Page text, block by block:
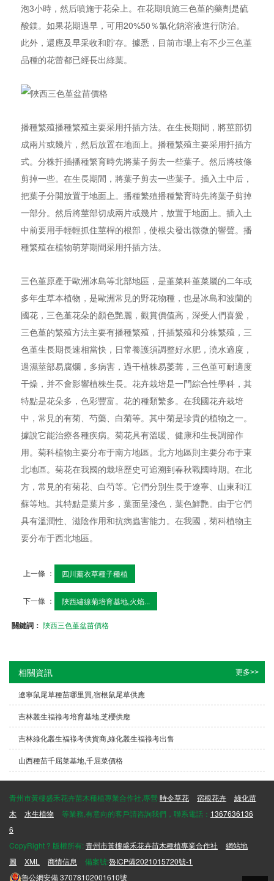
泡3小時，然后噴施于花朵上。在花期噴施三色堇的藥劑是硫
酸鎂。如果花期過早，可用20%50％氯化鈉溶液進行防治。
此外，還應及早采收和貯存。據悉，目前市場上有不少三色堇
品種的花蕾都已經長出綠葉。
播種繁殖播種繁殖主要采用扦插方法。在生長期間，將莖部切
成兩片或幾片，然后放置在地面上。播種繁殖主要采用扦插方
式。分株扦插播種繁育時先將葉子剪去一些葉子。然后將枝條
剪掉一些。在生長期間，將葉子剪去一些葉子。插入土中后，
把葉子分開放置于地面上。播種繁殖播種繁育時先將葉子剪掉
一部分。然后將莖部切成兩片或幾片，放置于地面上。插入土
中前要用手輕輕抓住莖桿的根部，使根尖發出微微的響聲。播
種繁殖在植物萌芽期間采用扦插方法。
三色堇原產于歐洲冰島等北部地區，是堇菜科堇菜屬的二年或
多年生草本植物，是歐洲常見的野花物種，也是冰島和波蘭的
國花，三色堇花朵的顏色艷麗，觀賞價值高，深受人們喜愛，
三色堇的繁殖方法主要有播種繁殖，扦插繁殖和分株繁殖，三
色堇生長期長速相當快，日常養護須調整好水肥，澆水適度，
過濕莖部易腐爛，多病害，過干植株易萎蔫，三色堇可耐適度
干燥，并不會影響植株生長。花卉栽培是一門綜合性學科，其
特點是花朵多，色彩豐富。花的種類繁多。在我國花卉栽培
中，常見的有菊、芍藥、白菊等。其中菊是珍貴的植物之一。
據說它能治療各種疾病。菊花具有溫暖、健康和生長調節作
用。菊科植物主要分布于南方地區。北方地區則主要分布于東
北地區。菊花在我國的栽培歷史可追溯到春秋戰國時期。在北
方，常見的有菊花、白芍等。它們分別生長于遼寧、山東和江
蘇等地。其特點是葉片多，葉面呈淺色，葉色鮮艷。由于它們
具有溫潤性、滋陰作用和抗病蟲害能力。在我國，菊科植物主
要分布于西北地區。
上一條 ： 四川薰衣草種子種植
下一條 ： 陜西繡線菊培育基地,火焰...
關鍵詞：陜西三色堇盆苗價格
相關資訊 更多>>
遼寧鼠尾草種苗哪里買,宿根鼠尾草供應
吉林叢生福祿考培育基地,芝櫻供應
吉林綠化叢生福祿考供貨商,綠化叢生福祿考出售
山西種苗千屈菜基地,千屈菜價格
青州市黃樓盛禾花卉苗木種植專業合作社,專營時令草花 宿根花卉
綠化苗
木
水生植物 等業務,有意向的客戶請咨詢我們，聯系電話： 1367636136
6
CopyRight ? 版權所有:青州市黃樓盛禾花卉苗木種植專業合作社
網站地
圖
XML 商情信息 備案號:魯ICP備2021015720號-1
魯公網安備37078102001610號